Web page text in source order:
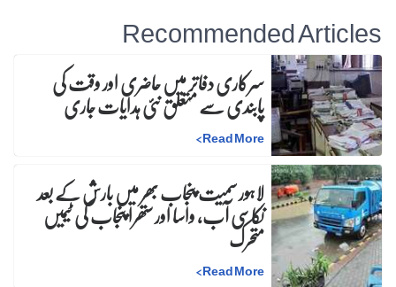
Recommended Articles
سرکاری دفاتر میں حاضری اور وقت کی
پابندی سے متعلق نئی ہدایات جاری
Read More
>
لاہور سمیت پنجاب بھر میں بارش کے بعد
نکاسی آب، واسا اور ستھرا پنجاب کی ٹیمیں
متحرک
Read More
>